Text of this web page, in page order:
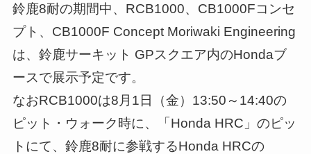
鈴鹿8耐の期間中、RCB1000、CB1000Fコンセ
プト、CB1000F Concept Moriwaki Engineering
は、鈴鹿サーキット GPスクエア内のHondaブ
ースで展示予定です。
なおRCB1000は8月1日（金）13:50～14:40の
ピット・ウォーク時に、「Honda HRC」のピッ
トにて、鈴鹿8耐に参戦するHonda HRCの